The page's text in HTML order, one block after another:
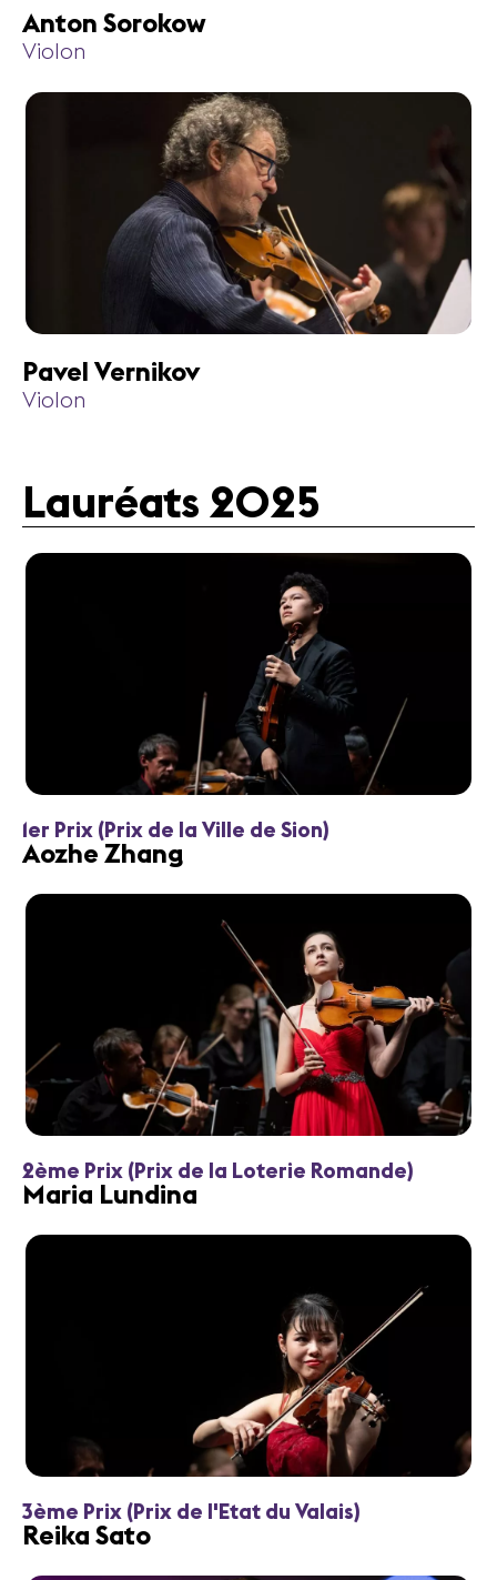
Anton Sorokow
Violon
Pavel Vernikov
Violon
Lauréats 2025
1er Prix (Prix de la Ville de Sion)
Aozhe Zhang
2ème Prix (Prix de la Loterie Romande)
Maria Lundina
3ème Prix (Prix de l'Etat du Valais)
Reika Sato